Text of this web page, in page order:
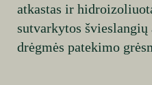
atkastas ir
sutvarkytos švieslangių
drėgmės patekimo